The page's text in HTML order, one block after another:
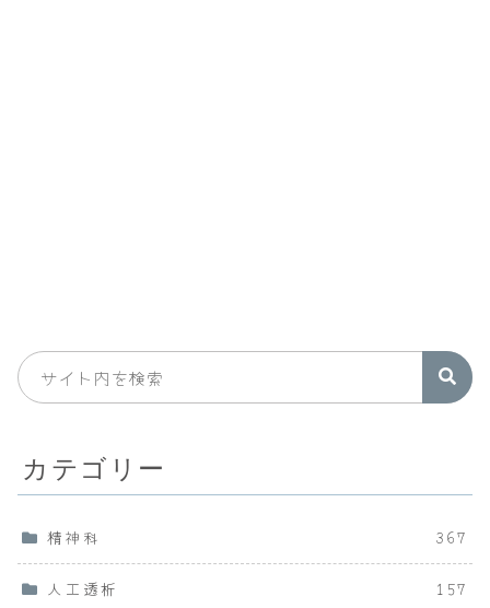
カテゴリー
精神科 367
人工透析 157